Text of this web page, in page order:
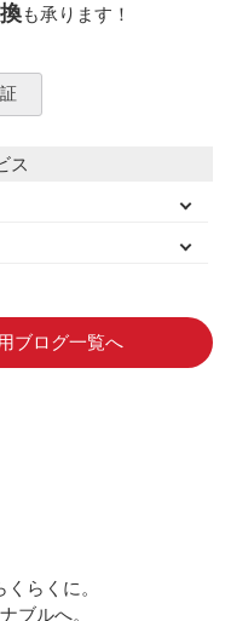
も承ります！
ス
ブログ一覧へ
らくに。
ブルへ。